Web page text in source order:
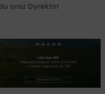
oraz Dyrektor